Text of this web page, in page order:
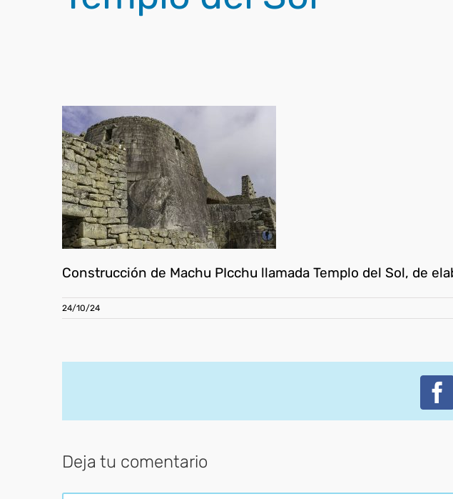
Construcción de Machu PIcchu llamada Templo del Sol, de
24/10/24
Deja tu comentario